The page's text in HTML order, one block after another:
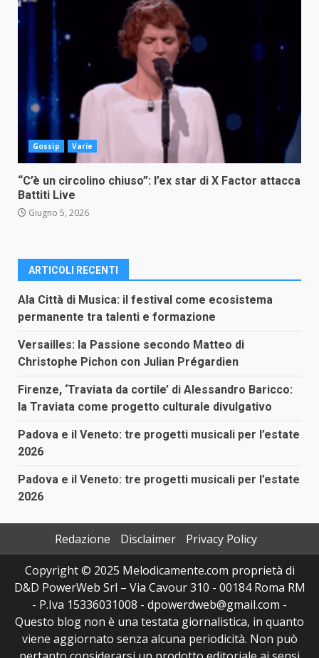
Gossip Varie
“C’è un circolino chiuso”: l’ex star di X Factor attacca
Battiti Live
Giugno 5, 2026
ARTICOLI RECENTI
Ala Città di Musica: il festival come ecosistema
permanente tra talenti e formazione
Versailles: la Passione secondo Matteo di
Christophe Pichon con Julian Prégardien
Firenze, ‘Traviata da cortile’ di Alessandro Baricco:
la Traviata come progetto culturale divulgativo
Padova e il Veneto: tre progetti musicali per l’estate
2026
Padova e il Veneto: tre progetti musicali per l’estate
2026
Redazione Disclaimer
Privacy Policy
Copyright © 2025 Melodicamente.com proprietà di
D&D PowerWeb Srl – Via Cavour 310 - 00184 Roma RM
- P.Iva 15336031008 - dpowerdweb@gmail.com -
Questo blog non è una testata giornalistica, in quanto
viene aggiornato senza alcuna periodicità. Non può